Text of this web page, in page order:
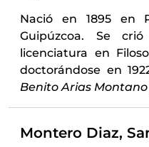
Nació en 1895 en
Guipúzcoa. Se
licenciatura en
doctorándose en
Benito Arias Montano